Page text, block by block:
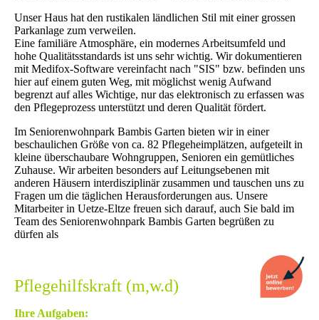
Unser Haus hat den rustikalen ländlichen Stil mit einer grossen
Parkanlage zum verweilen.
Eine familiäre Atmosphäre, ein modernes Arbeitsumfeld und
hohe Qualitätsstandards ist uns sehr wichtig. Wir dokumentieren
mit Medifox-Software vereinfacht nach "SIS" bzw. befinden uns
hier auf einem guten Weg, mit möglichst wenig Aufwand
begrenzt auf alles Wichtige, nur das elektronisch zu erfassen was
den Pflegeprozess unterstützt und deren Qualität fördert.
Im Seniorenwohnpark Bambis Garten bieten wir in einer
beschaulichen Größe von ca. 82 Pflegeheimplätzen, aufgeteilt in
kleine überschaubare Wohngruppen, Senioren ein gemütliches
Zuhause. Wir arbeiten besonders auf Leitungsebenen mit
anderen Häusern interdisziplinär zusammen und tauschen uns zu
Fragen um die täglichen Herausforderungen aus. Unsere
Mitarbeiter in Uetze-Eltze freuen sich darauf, auch Sie bald im
Team des Seniorenwohnpark Bambis Garten begrüßen zu
dürfen als
Pflegehilfskraft (m,w.d)
Ihre Aufgaben: